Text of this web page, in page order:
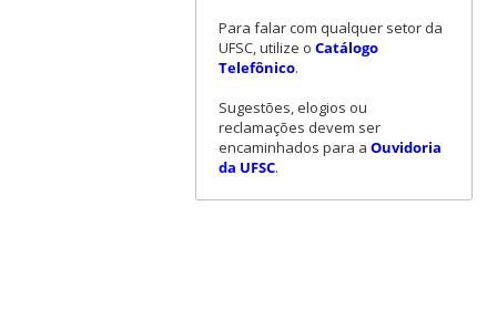
Para falar com qualquer setor da
UFSC, utilize o Catálogo
Telefônico.
Sugestões, elogios ou
reclamações devem ser
encaminhados para a Ouvidoria
da UFSC.